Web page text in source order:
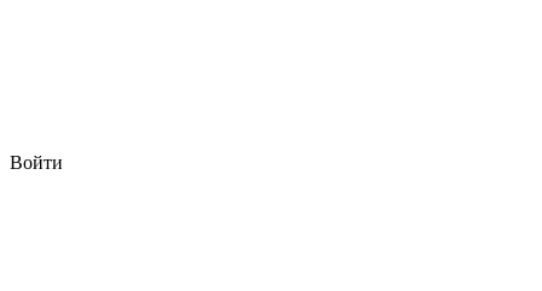
Войти